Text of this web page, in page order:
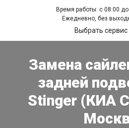
Время работы: с 08:00
Ежедневно, без
Выбрать сервис
Замена
задней
Stinger (КИА